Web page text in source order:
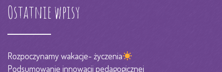
Ostatnie wpisy
Rozpoczynamy wakacje- życzenia
Podsumowanie innowacji pedagogicznej